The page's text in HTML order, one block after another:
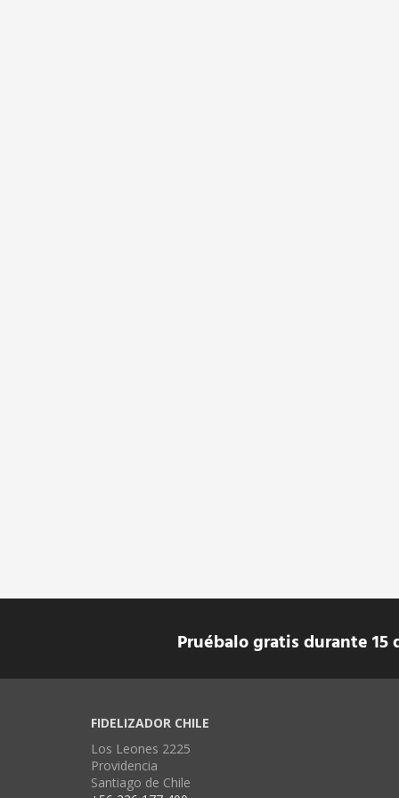
Pruébalo gratis durante
FIDELIZADOR CHILE
Los Leones 2225
Providencia
Santiago de Chile